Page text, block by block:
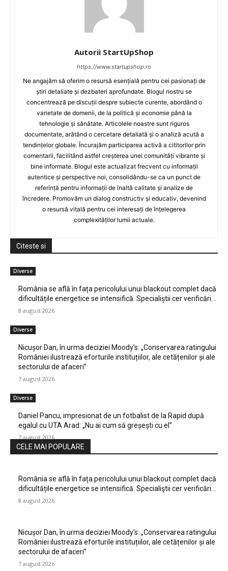
Autorii StartUpShop
https://www.startupshop.ro
Ne angajăm să oferim o resursă esențială pentru cei pasionați de
știri detaliate și dezbateri aprofundate. Blogul nostru se
concentrează pe discuții despre subiecte curente, abordând o
varietate de domenii, de la politică și economie până la
tehnologie și sănătate. Articolele noastre sunt riguros
documentate, arătând o cercetare detaliată și o analiză acută a
tendințelor globale. Încurajăm participarea activă a cititorilor prin
comentarii, facilitând astfel creșterea unei comunități vibrante și
bine informate. Blogul este actualizat frecvent cu informații
autentice și perspective noi, consolidându-se ca un punct de
referință pentru informații de înaltă calitate și analize de
încredere. Promovăm un dialog constructiv și educativ, devenind
o resursă vitală pentru cei interesați de înțelegerea
complexităților lumii actuale.
Citeste si
Diverse
România se află în fața pericolului unui blackout complet dacă
dificultățile energetice se intensifică. Specialiștii cer verificări…
8 august 2026
Diverse
Nicușor Dan, în urma deciziei Moody’s: „Conservarea ratingului
României ilustrează eforturile instituțiilor, ale cetățenilor și ale
sectorului de afaceri”
7 august 2026
Diverse
Daniel Pancu, impresionat de un fotbalist de la Rapid după
egalul cu UTA Arad: „Nu ai cum să greșești cu el”
7 august 2026
CELE MAI POPULARE
România se află în fața pericolului unui blackout complet dacă
dificultățile energetice se intensifică. Specialiștii cer verificări…
8 august 2026
Nicușor Dan, în urma deciziei Moody’s: „Conservarea ratingului
României ilustrează eforturile instituțiilor, ale cetățenilor și ale
sectorului de afaceri”
7 august 2026